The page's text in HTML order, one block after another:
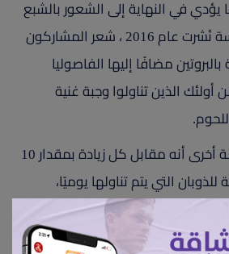
في النهاية إلى الشعور بالشبع
لفترة طويلة. وفي دراسة نُشرت عام 2016 ، شعر المشاركون
بالبروتين مضافًا إليها الفاصوليا
أولئك الذين تناولوا وجبة غنية
كما كشفت نتائج دراسة أخرى أنه مقابل كل زيادة بمقدار 10
للذوبان التي يتم تناولها يوميًا،
تنخفض الدهون الحشوية للمشاركين بنسبة 3.7% على مدار